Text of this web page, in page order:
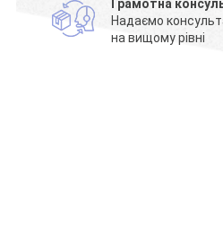
Грамотна
Надаємо
на вищому рівні